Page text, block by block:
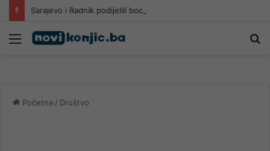
Sarajevo i Radnik podijelili bodove u Mostaru
Meni
Početna / Društvo